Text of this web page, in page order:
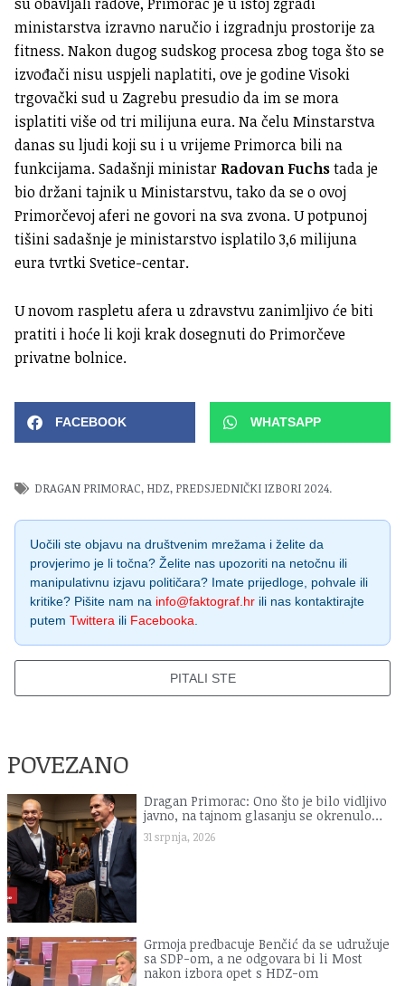
ministarstva izravno naručio i izgradnju prostorije za
fitness. Nakon dugog sudskog procesa zbog toga što se
izvođači nisu uspjeli naplatiti, ove je godine Visoki
trgovački sud u Zagrebu presudio da im se mora
isplatiti više od tri milijuna eura. Na čelu Minstarstva
danas su ljudi koji su i u vrijeme Primorca bili na
funkcijama. Sadašnji ministar Radovan Fuchstada je
bio držani tajnik u Ministarstvu, tako da se o ovoj
Primorčevoj aferi ne govori na sva zvona. U potpunoj
tišini sadašnje je ministarstvo isplatilo 3,6 milijuna
eura tvrtki Svetice-centar.
U novom raspletu afera u zdravstvu zanimljivo će biti
pratiti i hoće li koji krak dosegnuti do Primorčeve
privatne bolnice.
FACEBOOK WHATSAPP
DRAGAN PRIMORAC, HDZ, PREDSJEDNIČKI IZBORI 2024.
Uočili ste objavu na društvenim mrežama i želite da
provjerimo je li točna? Želite nas upozoriti na netočnu ili
manipulativnu izjavu političara? Imate prijedloge, pohvale ili
kritike? Pišite nam na info@faktograf.hr ili nas kontaktirajte
putem Twittera ili Facebooka
PITALI STE
POVEZANO
Dragan Primorac: Ono što je bilo vidljivo
javno, na tajnom glasanju se okrenulo…
31 srpnja, 2026
Grmoja predbacuje Benčić da se udružuje
sa SDP-om, a ne odgovara bi li Most
nakon izbora opet s HDZ-om